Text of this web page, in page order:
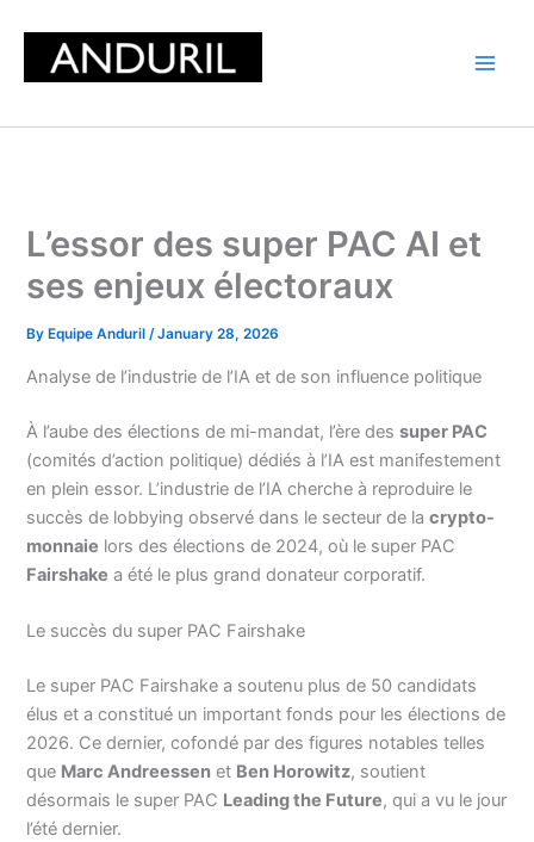
content
L’essor des super PAC AI et
ses enjeux électoraux
By Equipe Anduril/January 28, 2026
Analyse de l’industrie de l’IA et de son influence politique
À l’aube des élections de mi-mandat, l’ère dessuper PAC
(comités d’action politique) dédiés à l’IA est manifestement
en plein essor. L’industrie de l’IA cherche à reproduire le
succès de lobbying observé dans le secteur de lacrypto-
monnaie lors des élections de 2024, où le super PAC
Fairshake a été le plus grand donateur corporatif.
Le succès du super PAC Fairshake
Le super PAC Fairshake a soutenu plus de 50 candidats
élus et a constitué un important fonds pour les élections de
2026. Ce dernier, cofondé par des figures notables telles
que Marc Andreessen et Ben Horowitz, soutient
désormais le super PAC Leading the Future, qui a vu le jour
l’été dernier.